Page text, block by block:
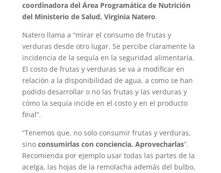
coordinadora del Área Programática de Nutrición
del Ministerio de Salud, Virginia Natero.
Natero llama a “mirar el consumo de frutas y
verduras desde otro lugar. Se percibe claramente la
incidencia de la sequía en la seguridad alimentaria.
El costo de frutas y verduras se va a modificar en
relación a la disponibilidad de agua, a como se han
podido desarrollar o no las frutas y las verduras y
cómo la sequía incide en el costo y en el producto
final”.
“Tenemos que, no solo consumir frutas y verduras,
sino consumirlas con conciencia. Aprovecharlas”.
Recomienda por ejemplo usar todas las partes de la
acelga, las hojas de la remolacha además del bulbo,